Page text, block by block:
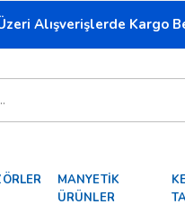
Alışverişlerde Kargo
MANYETİK
ÜRÜNLER